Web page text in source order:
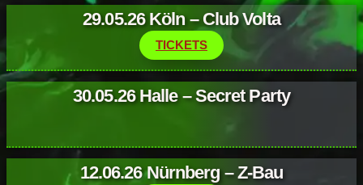
29.05.26 Köln – Club Volta
TICKETS
30.05.26 Halle – Secret Party
12.06.26 Nürnberg – Z-Bau